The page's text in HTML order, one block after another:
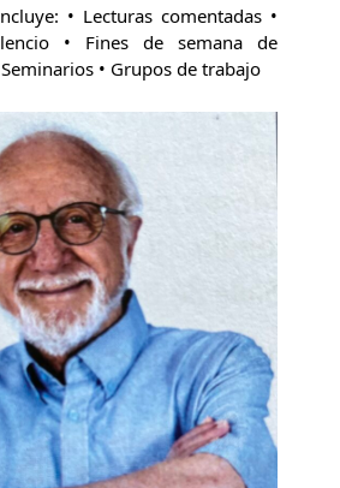
• Lecturas comentadas •
• Fines de semana de
• Grupos de trabajo